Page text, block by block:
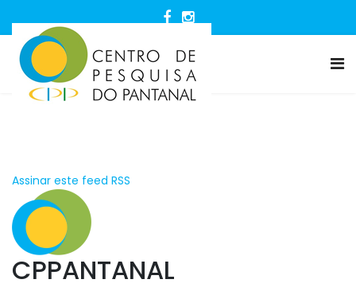
Assinar este feed RSS
CPPANTANAL